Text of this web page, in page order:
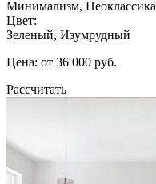
Минимализм, Неоклассика
Цвет:
Зеленый, Изумрудный
Цена: от 36 000 руб.
Рассчитать